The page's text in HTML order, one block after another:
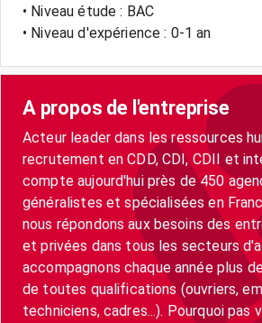
• Niveau étude : BAC
• Niveau d'expérience : 0-1 an
A propos de l'entreprise
Acteur leader dans les ressources
recrutement en CDD, CDI, CDII et
compte aujourd'hui près de 450
généralistes et spécialisées en
nous répondons aux besoins des
et privées dans tous les secteurs
accompagnons chaque année plus
de toutes qualifications (ouvriers,
techniciens, cadres...). Pourquoi pas